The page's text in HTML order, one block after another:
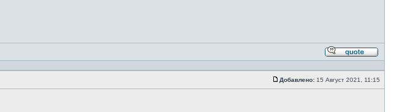
Сообщение
Добавлено: 15 Август 2021, 11:15